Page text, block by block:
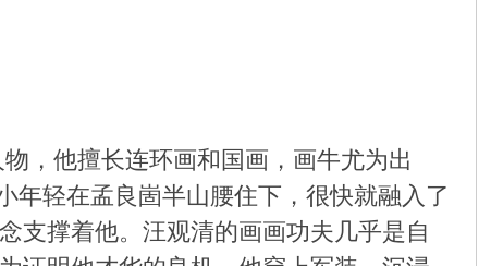
，他擅长连环画和国画，画牛尤为出
年轻在孟良崮半山腰住下，很快就融入了
支撑着他。汪观清的画画功夫几乎是自